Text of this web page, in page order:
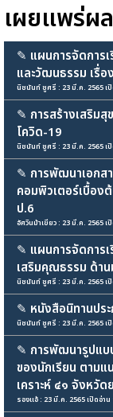
เผยแพร่ผ
✎ แผนการจัดการ
และวัฒนธรรม เรื่
นิชนันท์ ชูศรี : 23 มี.ค. 2565 เ
✎ การสร้างเสริม
โควิด-19
นิชนันท์ ชูศรี : 23 มี.ค. 2565 เ
✎ การพัฒนาเอกส
คอมพิวเตอร์เบื้อง
ป.6
อัศวินม้าเขียว : 23 มี.ค. 2565 เ
✎ แผนการจัดการ
เสริมคุณธรรม ด้าน
นิชนันท์ ชูศรี : 23 มี.ค. 2565 เ
✎ หนังสือนิทานปร
นิชนันท์ ชูศรี : 23 มี.ค. 2565 เ
✎ การพัฒนารูปแบ
ของนักเรียน ตามแ
เคราะห์ ๔๑ จังหวั
รองแอ้ : 23 มี.ค. 2565 เปิดอ่า